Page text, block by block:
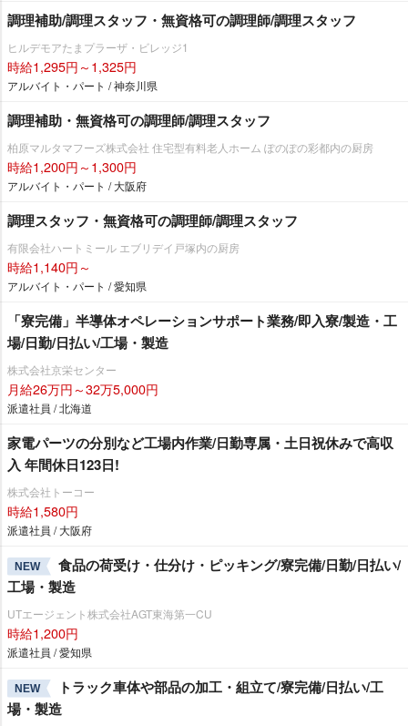
調理補助/調理スタッフ・無資格可の調理師/調理スタッフ
ヒルデモアたまプラーザ・ビレッジ1
時給1,295円～1,325円
アルバイト・パート / 神奈川県
調理補助・無資格可の調理師/調理スタッフ
柏原マルタマフーズ株式会社 住宅型有料老人ホーム ぽのぽの彩都内の厨房
時給1,200円～1,300円
アルバイト・パート / 大阪府
調理スタッフ・無資格可の調理師/調理スタッフ
有限会社ハートミール エブリデイ戸塚内の厨房
時給1,140円～
アルバイト・パート / 愛知県
「寮完備」半導体オペレーションサポート業務/即入寮/製造・工
場/日勤/日払い/工場・製造
株式会社京栄センター
月給26万円～32万5,000円
派遣社員 / 北海道
家電パーツの分別など工場内作業/日勤専属・土日祝休みで高収
入 年間休日123日!
株式会社トーコー
時給1,580円
派遣社員 / 大阪府
NEW
食品の荷受け・仕分け・ピッキング/寮完備/日勤/日払い/
工場・製造
UTエージェント株式会社AGT東海第一CU
時給1,200円
派遣社員 / 愛知県
NEW
トラック車体や部品の加工・組立て/寮完備/日払い/工
場・製造